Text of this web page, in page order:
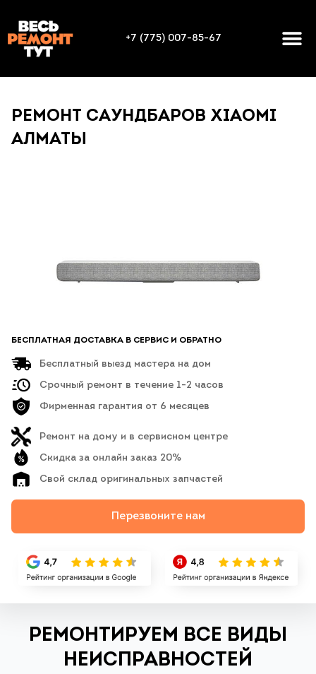
+7 (775) 007-85-67
РЕМОНТ САУНДБАРОВ XIAOMI
АЛМАТЫ
БЕСПЛАТНАЯ ДОСТАВКА В СЕРВИС И ОБРАТНО
Бесплатный выезд мастера на дом
Срочный ремонт в течение 1-2 часов
Фирменная гарантия от 6 месяцев
Ремонт на дому и в сервисном центре
Скидка за онлайн заказ 20%
Свой склад оригинальных запчастей
Перезвоните нам
РЕМОНТИРУЕМ ВСЕ ВИДЫ
НЕИСПРАВНОСТЕЙ